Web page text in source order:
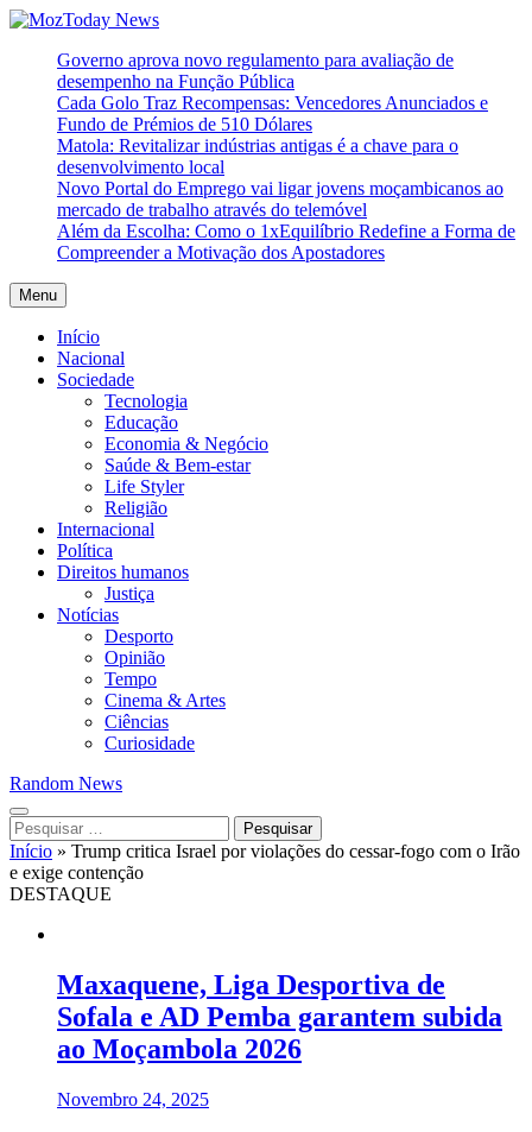
Skip
content
MozToday News
Onde a gente lê.
Governo aprova novo regulamento para avaliação de
desempenho na Função Pública
Cada Golo Traz Recompensas: Vencedores Anunciados e
Fundo de Prémios de 510 Dólares
Matola: Revitalizar indústrias antigas é a chave para o
desenvolvimento local
Novo Portal do Emprego vai ligar jovens moçambicanos ao
mercado de trabalho através do telemóvel
Além da Escolha: Como o 1xEquilíbrio Redefine a Forma de
Compreender a Motivação dos Apostadores
Menu
Início
Nacional
Sociedade
Tecnologia
Educação
Economia & Negócio
Saúde & Bem-estar
Life Styler
Religião
Internacional
Política
Direitos humanos
Justiça
Notícias
Desporto
Opinião
Tempo
Cinema & Artes
Ciências
Curiosidade
Random News
Pesquisar
por:
Início » Trump critica Israel por violações do cessar-fogo com o Irão
e exige contenção
DESTAQUE
Maxaquene, Liga Desportiva de
Sofala e AD Pemba garantem subida
ao Moçambola 2026
Novembro 24, 2025